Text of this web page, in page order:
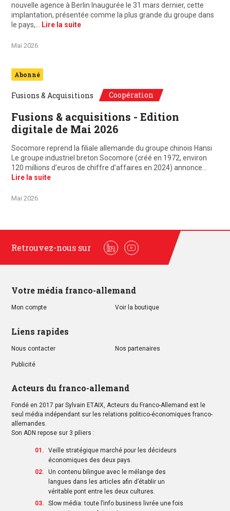
nouvelle agence à Berlin Inaugurée le 31 mars dernier, cette
implantation, présentée comme la plus grande du groupe dans
le pays,…
Lire la suite
Mai 2026
Abonné
Fusions & Acquisitions Coopération
Fusions & acquisitions - Edition
digitale de Mai 2026
Socomore reprend la filiale allemande du groupe chinois Hansi
Le groupe industriel breton Socomore (créé en 1972, environ
120 millions d’euros de chiffre d’affaires en 2024) annonce…
Lire la suite
Mai 2026
Retrouvez-nous sur
LinkedinYoutube
Votre média franco-allemand
Mon compte Voir la boutique
Liens rapides
Nous contacter Nos partenaires
Publicité
Acteurs du franco-allemand
Fondé en 2017 par Sylvain ETAIX, Acteurs du Franco-Allemand est le
seul média indépendant sur les relations politico-économiques franco-
allemandes.
Son ADN repose sur 3 piliers :
Veille stratégique marché pour les décideurs
économiques des deux pays.
Un contenu bilingue avec le mélange des
langues dans les articles afin d’établir un
véritable pont entre les deux cultures.
Slow média: toute l’info business livrée une fois